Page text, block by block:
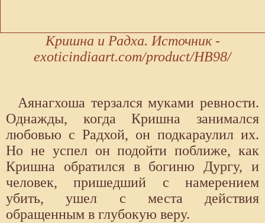
Кришна и Радха. Источник -
exoticindiaart.com/product/HB98/
Аянагхоша терзался муками ревности.
Однажды, когда Кришна занимался
любовью с Радхой, он подкараулил их.
Но не успел он подойти поближе, как
Кришна обратился в богиню Дургу, и
человек, пришедший с намерением
убить, ушел с места действия
обращенным в глубокую веру.